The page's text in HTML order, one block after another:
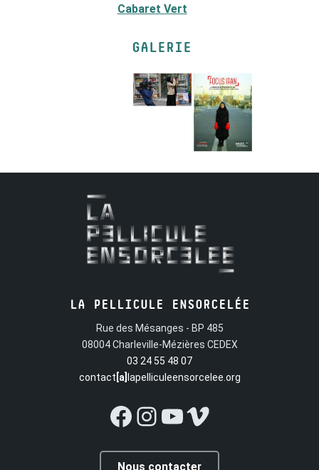
Cabaret Vert
GALERIE
LA PELLICULE ENSORCELÉE
Rue des Mésanges - BP 485
08004 Charleville-Mézières CEDEX
03 24 55 48 07
contact [a] lapelliculeensorcelee.org
Facebook
Instagram
YouTube
Vimeo
Nous contacter